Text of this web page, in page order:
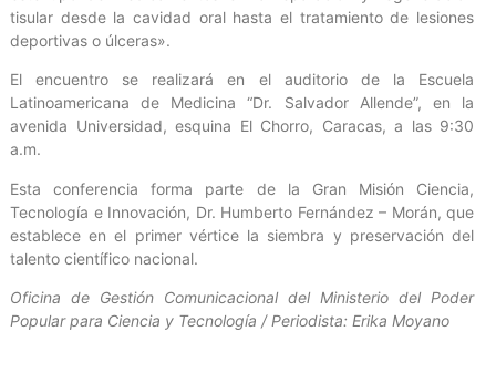
tisular desde la cavidad oral hasta el tratamiento de lesiones
deportivas o úlceras».
El encuentro se realizará en el auditorio de la Escuela
Latinoamericana de Medicina “Dr. Salvador Allende”, en la
avenida Universidad, esquina El Chorro, Caracas, a las 9:30
a.m.
Esta conferencia forma parte de la Gran Misión Ciencia,
Tecnología e Innovación, Dr. Humberto Fernández – Morán, que
establece en el primer vértice la siembra y preservación del
talento científico nacional.
Oficina de Gestión Comunicacional del Ministerio del Poder
Popular para Ciencia y Tecnología / Periodista: Erika Moyano